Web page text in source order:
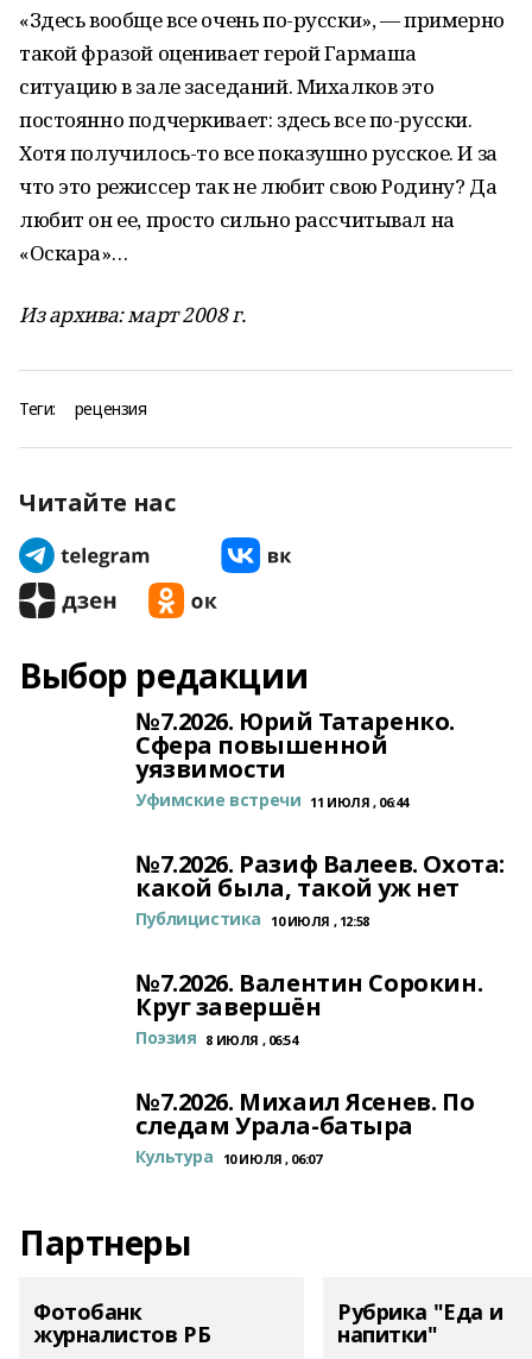
«Здесь вообще все очень по-русски», — примерно
такой фразой оценивает герой Гармаша
ситуацию в зале заседаний. Михалков это
постоянно подчеркивает: здесь все по-русски.
Хотя получилось-то все показушно русское. И за
что это режиссер так не любит свою Родину? Да
любит он ее, просто сильно рассчитывал на
«Оскара»…
Из архива: март 2008 г.
Теги: рецензия
Читайте нас
Выбор редакции
№7.2026. Юрий Татаренко.
Сфера повышенной
уязвимости
Уфимские встречи 11 ИЮЛЯ , 06:44
№7.2026. Разиф Валеев. Охота:
какой была, такой уж нет
Публицистика 10 ИЮЛЯ , 12:58
№7.2026. Валентин Сорокин.
Круг завершён
Поэзия 8 ИЮЛЯ , 06:54
№7.2026. Михаил Ясенев. По
следам Урала-батыра
Культура 10 ИЮЛЯ , 06:07
Партнеры
Фотобанк
журналистов РБ
Рубрика "Еда и
напитки"